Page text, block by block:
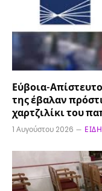
Εύβοια-
της έβαλαν
χαρτζιλίκι του
1 Αυγούστου 2026